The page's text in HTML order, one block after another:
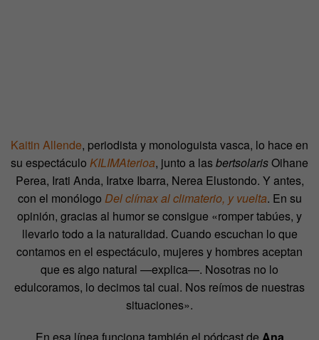
Kaitin Allende, periodista y monologuista vasca, lo hace en
su espectáculo KILIMAterioa, junto a lasbertsolarisOihane
Perea, Irati Anda, Iratxe Ibarra, Nerea Elustondo. Y antes,
con el monólogo Del clímax al climaterio, y vuelta. En su
opinión, gracias al humor se consigue «romper tabúes, y
llevarlo todo a la naturalidad. Cuando escuchan lo que
contamos en el espectáculo, mujeres y hombres aceptan
que es algo natural —explica—. Nosotras no lo
edulcoramos, lo decimos tal cual. Nos reímos de nuestras
situaciones».
En esa línea funciona también el pódcast de Ana